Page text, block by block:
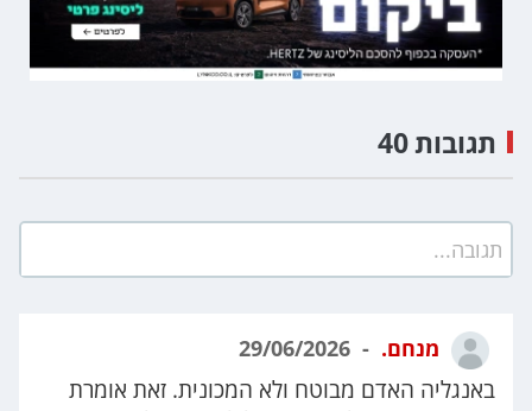
תגובה...
מנחם.
באנגליה האדם מבוטח ולא המכונית. זאת אומרת